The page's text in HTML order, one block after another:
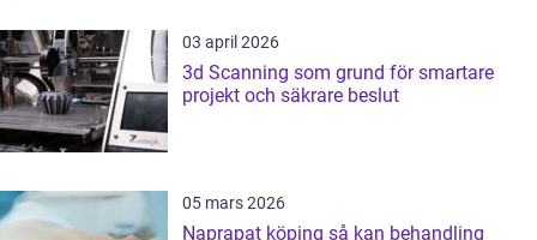
03 april 2026
3d Scanning som grund för smartare
projekt och säkrare beslut
05 mars 2026
Naprapat köping så kan behandling